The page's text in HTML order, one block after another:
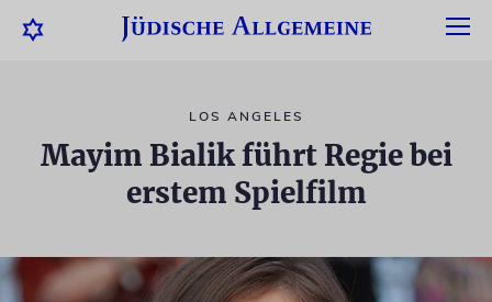
LOS ANGELES
Mayim Bialik führt Regie bei
erstem Spielfilm